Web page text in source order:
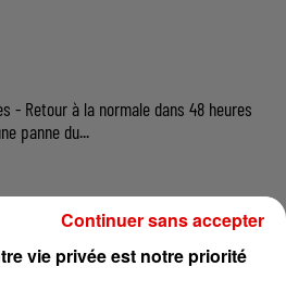
- Retour à la normale dans 48 heures
panne du...
- Un réveil frais ce vendredi avant le
vie privée est notre priorité
Continuer sans accepter